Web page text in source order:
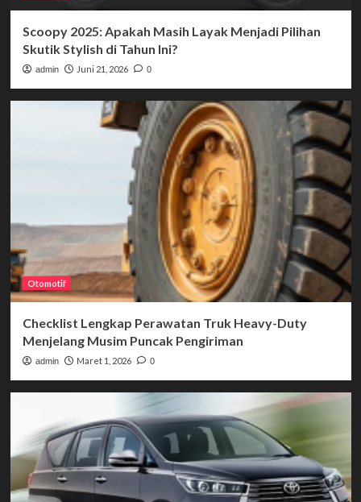
Scoopy 2025: Apakah Masih Layak Menjadi Pilihan
Skutik Stylish di Tahun Ini?
admin Juni 21, 2026 0
Otomotif
Checklist Lengkap Perawatan Truk Heavy-Duty
Menjelang Musim Puncak Pengiriman
admin Maret 1, 2026 0